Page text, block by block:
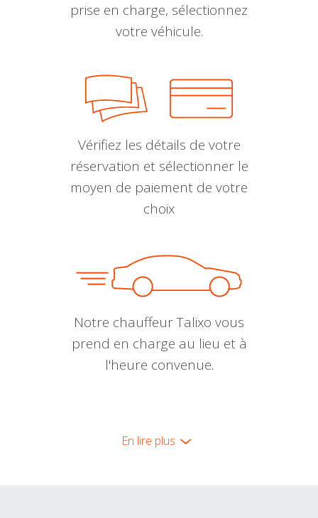
prise en charge, sélectionnez
votre véhicule.
Vérifiez les détails de votre
réservation et sélectionner le
moyen de paiement de votre
choix
Notre chauffeur Talixo vous
prend en charge au lieu et à
l'heure convenue.
En lire plus